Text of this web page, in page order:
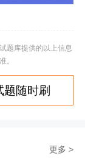
题库提供的以上信息
。
随时刷
更多 >